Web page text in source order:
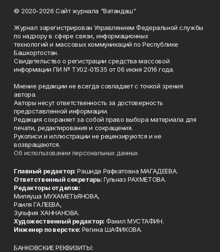
© 2020-2026 Сайт журнала "Ватандаш"
Журнал зарегистрирован Управлением Федеральной службы
по надзору в сфере связи, информационных
технологий и массовых коммуникаций по Республике
Башкортостан.
Свидетельство о регистрации средства массовой
информации ПИ № ТУ02-01535 от 06 июня 2016 года.
Мнение редакции не всегда совпадает с точкой зрения
автора.
Авторы несут ответственность за достоверность
предоставленной информации.
Редакция сохраняет за собой право выбора материала для
печати, редактирования и сокращения.
Рукописи и иллюстрации не рецензируются и не
возвращаются.
Об использовании персональных данных
Главный редактор: Рашида Рафкатовна МАГАДЕЕВА.
Ответственный секретарь: Гульназ РАХМЕТОВА.
Редакторы отделов:
Миляуша МУХАМЕТЬЯНОВА,
Раиля ГАЛЕЕВА,
Зульфия ХАННАНОВА.
Художественный редактор: Факил МУСТАФИН.
Инженер по верстке: Регина ШАФИКОВА.
БАНКОВСКИЕ РЕКВИЗИТЫ: